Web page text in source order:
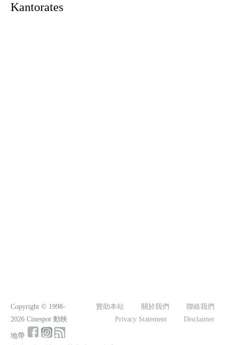
Kantorates
贊助本站 關於我們
聯絡我們
Privacy Statement
Disclaimer
Copyright © 1998-
2026 Cinespot 動映
地帶